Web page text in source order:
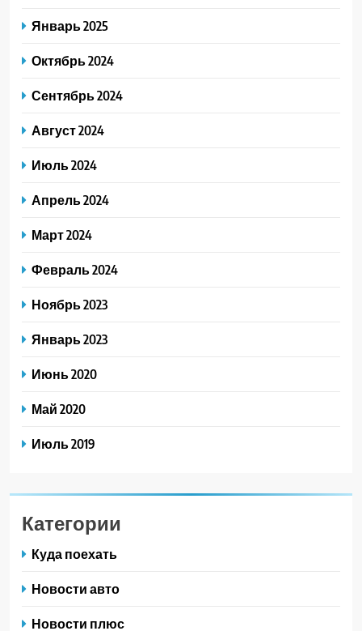
Январь 2025
Октябрь 2024
Сентябрь 2024
Август 2024
Июль 2024
Апрель 2024
Март 2024
Февраль 2024
Ноябрь 2023
Январь 2023
Июнь 2020
Май 2020
Июль 2019
Категории
Куда поехать
Новости авто
Новости плюс